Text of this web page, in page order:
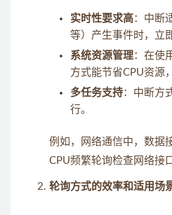
实时性要求高：中断
等）产生事件时，立
系统资源管理：在使
方式能节省CPU资源
多任务支持：中断方
行。
例如，网络通信中，数据
CPU频繁轮询检查网络接
轮询方式的效率和适用场